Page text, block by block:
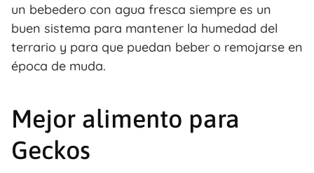
un bebedero con agua fresca siempre es un
buen sistema para mantener la humedad del
terrario y para que puedan beber o remojarse en
época de muda.
Mejor alimento para
Geckos